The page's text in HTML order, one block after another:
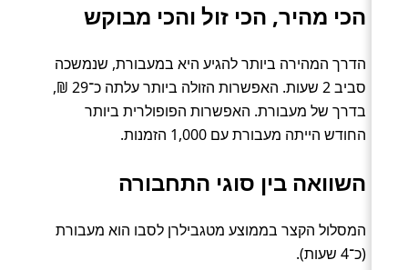
הכי מהיר, הכי זול והכי מבוקש
הדרך המהירה ביותר להגיע היא במעבורת, שנמשכה
סביב 2 שעות. האפשרות הזולה ביותר עלתה כ־29 ₪,
בדרך של מעבורת. האפשרות הפופולרית ביותר
החודש הייתה מעבורת עם 1,000 הזמנות.
השוואה בין סוגי התחבורה
המסלול הקצר בממוצע מטגבילרן לסבו הוא מעבורת
(כ־4 שעות).